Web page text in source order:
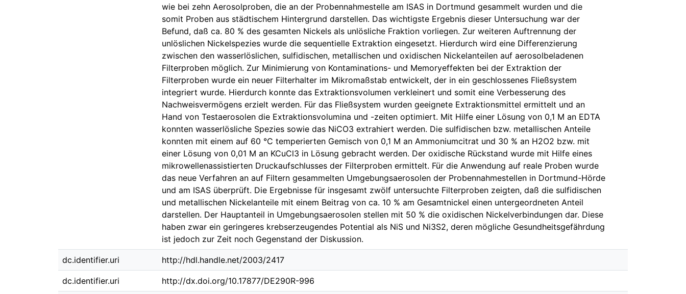
wie bei zehn Aerosolproben, die an der Probennahmestelle am ISAS in Dortmund gesammelt wurden und die
somit Proben aus städtischem Hintergrund darstellen. Das wichtigste Ergebnis dieser Untersuchung war der
Befund, daß ca. 80 % des gesamten Nickels als unlösliche Fraktion vorliegen. Zur weiteren Auftrennung der
unlöslichen Nickelspezies wurde die sequentielle Extraktion eingesetzt. Hierdurch wird eine Differenzierung
zwischen den wasserlöslichen, sulfidischen, metallischen und oxidischen Nickelanteilen auf aerosolbeladenen
Filterproben möglich. Zur Minimierung von Kontaminations- und Memoryeffekten bei der Extraktion der
Filterproben wurde ein neuer Filterhalter im Mikromaßstab entwickelt, der in ein geschlossenes Fließsystem
integriert wurde. Hierdurch konnte das Extraktionsvolumen verkleinert und somit eine Verbesserung des
Nachweisvermögens erzielt werden. Für das Fließsystem wurden geeignete Extraktionsmittel ermittelt und an
Hand von Testaerosolen die Extraktionsvolumina und -zeiten optimiert. Mit Hilfe einer Lösung von 0,1 M an EDTA
konnten wasserlösliche Spezies sowie das NiCO3 extrahiert werden. Die sulfidischen bzw. metallischen Anteile
konnten mit einem auf 60 °C temperierten Gemisch von 0,1 M an Ammoniumcitrat und 30 % an H2O2 bzw. mit
einer Lösung von 0,01 M an KCuCl3 in Lösung gebracht werden. Der oxidische Rückstand wurde mit Hilfe eines
mikrowellenassistierten Druckaufschlusses der Filterproben ermittelt. Für die Anwendung auf reale Proben wurde
das neue Verfahren an auf Filtern gesammelten Umgebungsaerosolen der Probennahmestellen in Dortmund-Hörde
und am ISAS überprüft. Die Ergebnisse für insgesamt zwölf untersuchte Filterproben zeigten, daß die sulfidischen
und metallischen Nickelanteile mit einem Beitrag von ca. 10 % am Gesamtnickel einen untergeordneten Anteil
darstellen. Der Hauptanteil in Umgebungsaerosolen stellen mit 50 % die oxidischen Nickelverbindungen dar. Diese
haben zwar ein geringeres krebserzeugendes Potential als NiS und Ni3S2, deren mögliche Gesundheitsgefährdung
ist jedoch zur Zeit noch Gegenstand der Diskussion.
dc.identifier.uri http://hdl.handle.net/2003/2417
dc.identifier.uri http://dx.doi.org/10.17877/DE290R-996